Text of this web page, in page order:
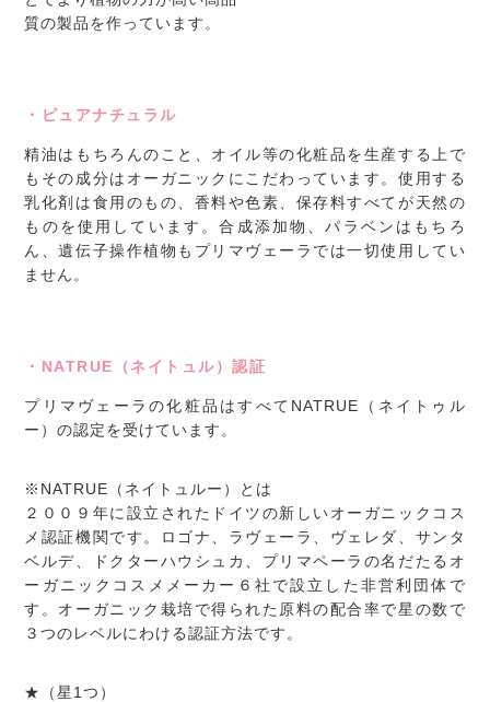
質の製品を作っています。
・ピュアナチュラル
精油はもちろんのこと、オイル等の化粧品を生産する上で
もその成分はオーガニックにこだわっています。使用する
乳化剤は食用のもの、香料や色素、保存料すべてが天然の
ものを使用しています。合成添加物、パラベンはもちろ
ん、遺伝子操作植物もプリマヴェーラでは一切使用してい
ません。
・NATRUE（ネイトュル）認証
プリマヴェーラの化粧品はすべてNATRUE（ネイトゥル
ー）の認定を受けています。
※NATRUE（ネイトュルー）とは
２００９年に設立されたドイツの新しいオーガニックコス
メ認証機関です。ロゴナ、ラヴェーラ、ヴェレダ、サンタ
ベルデ、ドクターハウシュカ、プリマペーラの名だたるオ
ーガニックコスメメーカー６社で設立した非営利団体で
す。オーガニック栽培で得られた原料の配合率で星の数で
３つのレベルにわける認証方法です。
★（星1つ）